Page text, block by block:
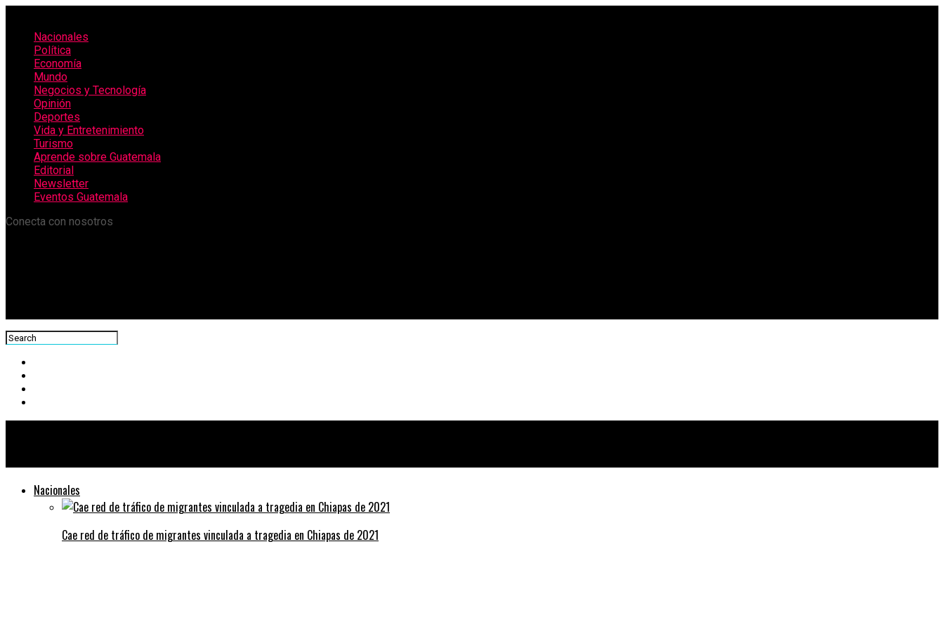
Nacionales
Política
Economía
Mundo
Negocios y Tecnología
Opinión
Deportes
Vida y Entretenimiento
Turismo
Aprende sobre Guatemala
Editorial
Newsletter
Eventos Guatemala
Conecta con nosotros
Nacionales
Cae red de tráfico de migrantes vinculada a tragedia en Chiapas de 2021